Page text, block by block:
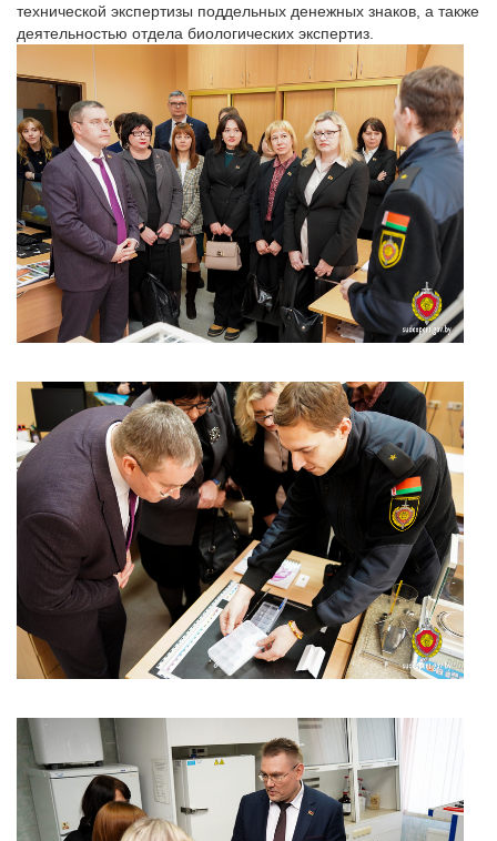
технической экспертизы поддельных денежных знаков, а также
деятельностью отдела биологических экспертиз.